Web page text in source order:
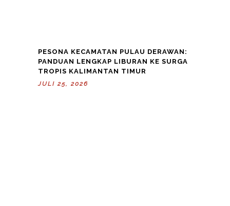
PESONA KECAMATAN PULAU DERAWAN:
PANDUAN LENGKAP LIBURAN KE SURGA
TROPIS KALIMANTAN TIMUR
JULI 25, 2026